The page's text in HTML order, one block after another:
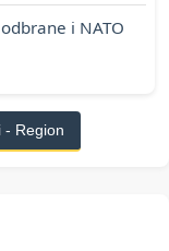
i NATO
- Region